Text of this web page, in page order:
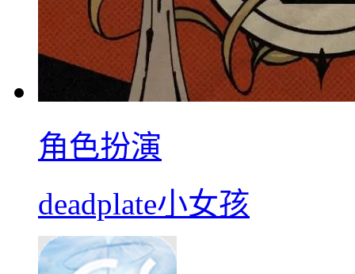
角色扮演
deadplate小女孩